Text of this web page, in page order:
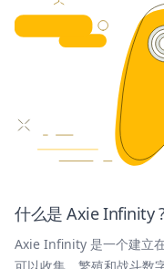
什么是 Axie Infinity
Axie Infinity 是一个建立